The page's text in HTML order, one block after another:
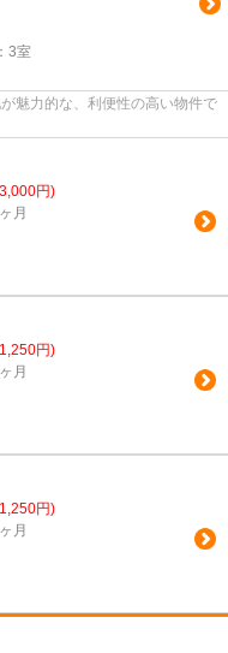
3室
魅力的な、利便性の高い物件で
円)
月
円)
月
円)
月